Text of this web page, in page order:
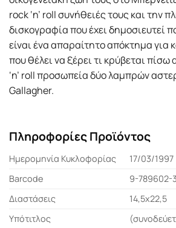
rock ‘n’ roll συνήθειές τους και την
δισκογραφία που έχει δημοσιευτεί
είναι ένα απαραίτητο απόκτημα για
που θέλει να ξέρει τι κρύβεται
‘n’ roll προσωπεία δύο λαμπρών
Gallagher.
Πληροφορίες Προϊόντος
Ημερομηνία Κυκλοφορίας
17/03/1997
Barcode
9-789602-
Διαστάσεις
14,5x22,5
Υπότιτλος